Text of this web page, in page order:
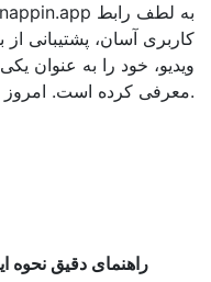
کاربری آسان، پشتیبانی
ویدیو، خود را به عنوان
معرفی کرده است. امروز را ببینید و تجربه کنید.
راهنمای دقیق نحوه